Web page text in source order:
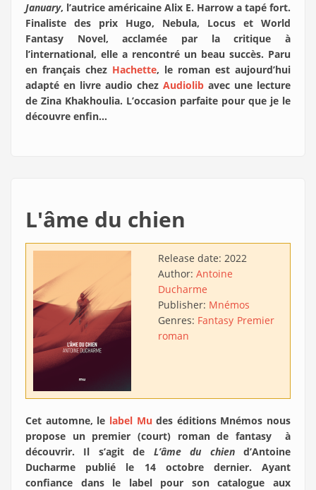
January, l’autrice américaine Alix E. Harrow a tapé fort.
Finaliste des prix Hugo, Nebula, Locus et World
Fantasy Novel, acclamée par la critique à
l’international, elle a rencontré un beau succès. Paru
en français chez Hachette, le roman est aujourd’hui
adapté en livre audio chez Audiolib avec une lecture
de Zina Khakhoulia. L’occasion parfaite pour que je le
découvre enfin…
L'âme du chien
Release date: 2022
Author: Antoine
Ducharme
Publisher: Mnémos
Genres: Fantasy Premier
roman
Cet automne, le label Mudes éditions Mnémos nous
propose un premier (court) roman de fantasy à
découvrir. Il s’agit de L’âme du chiend’Antoine
Ducharme publié le 14 octobre dernier. Ayant
confiance dans le label pour son catalogue aux